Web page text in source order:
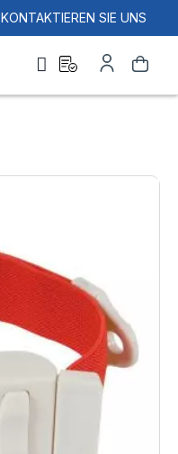
KONTAKTIEREN SIE UNS
Search
quote
Account